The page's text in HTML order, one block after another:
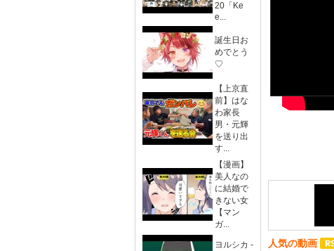
20「Ke
e...
誕生日お
めでとう
♡
【上京直
前】はな
わ家長
男・元輝
を送り出
す...
【漫画】
美人なの
に結婚で
きない女
【マン
ガ...
ヨルシカ -
人気の動画